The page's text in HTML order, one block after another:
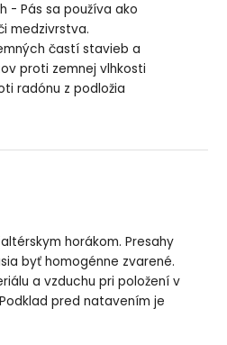
- Pás sa používa ako
medzivrstva.
častí stavieb a
proti zemnej vlhkosti
radónu z podložia
horákom. Presahy
byť homogénne zvarené.
a vzduchu pri položení v
pred natavením je